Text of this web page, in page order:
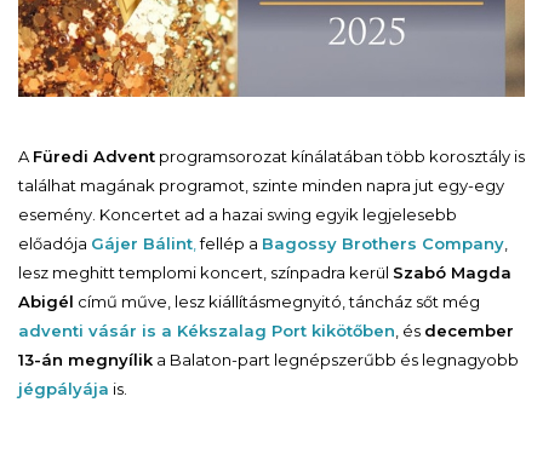
A Füredi Advent programsorozat kínálatában több korosztály is
találhat magának programot, szinte minden napra jut egy-egy
esemény. Koncertet ad a hazai swing egyik legjelesebb
előadója Gájer Bálint fellép a Bagossy Brothers Company
lesz meghitt templomi koncert, színpadra kerül Szabó Magda
Abigél című műve, lesz kiállításmegnyitó, táncház sőt még
adventi vásár is a Kékszalag Port kikötőben , és december
13-án megnyílik a Balaton-part legnépszerűbb és legnagyobb
jégpályája is.